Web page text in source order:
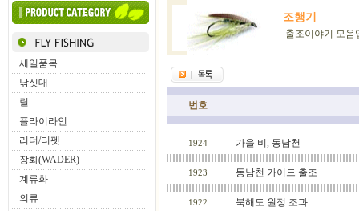
세일품목
낚싯대
릴
플라이라인
리더/티펫
장화(WADER)
계류화
의류
조행기
출조이야기 모음
번호
1924 가을 비, 동남천
1923 동남천 가이드 출조
1922 북해도 원정 조과